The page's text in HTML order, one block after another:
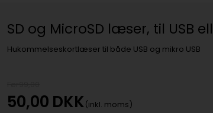
SD og MicroSD læser, til USB
Hukommelseskortlæser til både USB og mikro USB
50,00 DKK(inkl. moms)